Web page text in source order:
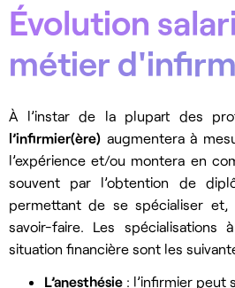
Évolution
métier
À l’instar de la plupart des
l’infirmier(ère) augmentera à
l’expérience et/ou montera en
souvent par l’obtention de
permettant de se spécialiser et,
savoir-faire. Les spécialisations
situation financière sont les
L’anesthésie : l’infirmier peut